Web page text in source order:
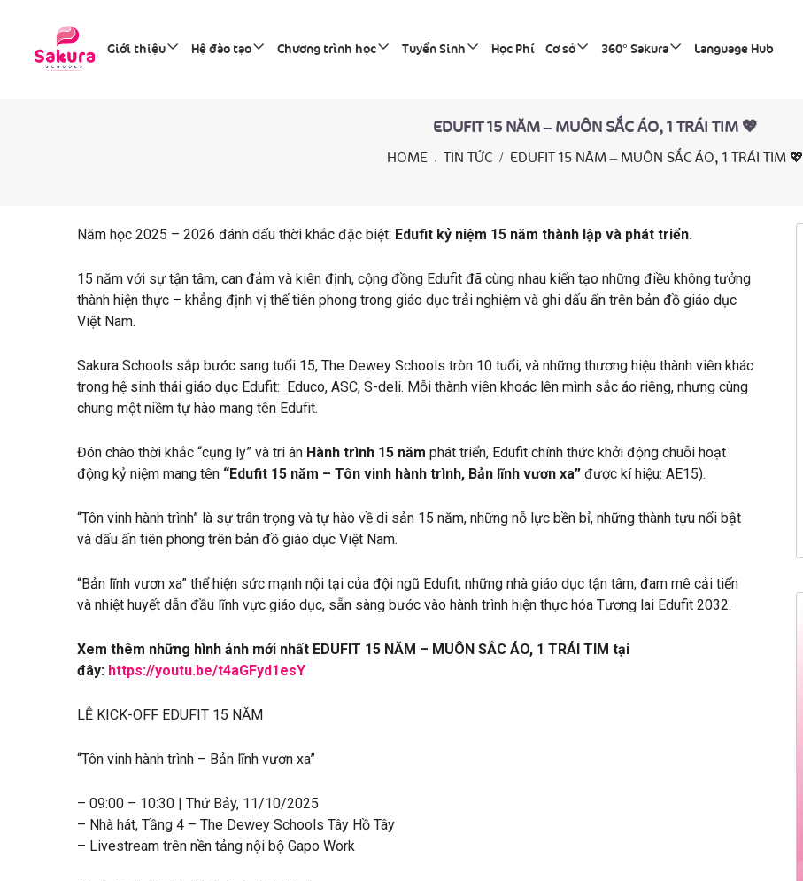
Giới thiệu Hệ đào tạo Chương trình học Tuyển Sinh Học Phí Cơ sở 360° Sakura Language Hub
EDUFIT 15 NĂM – MUÔN SẮC ÁO, 1 TRÁI TIM 💖
HOME TIN TỨC EDUFIT 15 NĂM – MUÔN SẮC ÁO, 1 TRÁI TIM 💖
Năm học 2025 – 2026 đánh dấu thời khắc đặc biệt: Edufit kỷ niệm 15 năm thành lập và phát triển.
15 năm với sự tận tâm, can đảm và kiên định, cộng đồng Edufit đã cùng nhau kiến tạo những điều không tưởng
thành hiện thực – khẳng định vị thế tiên phong trong giáo dục trải nghiệm và ghi dấu ấn trên bản đồ giáo dục
Việt Nam.
Sakura Schools sắp bước sang tuổi 15, The Dewey Schools tròn 10 tuổi, và những thương hiệu thành viên khác
trong hệ sinh thái giáo dục Edufit: Educo, ASC, S-deli. Mỗi thành viên khoác lên mình sắc áo riêng, nhưng cùng
chung một niềm tự hào mang tên Edufit.
Đón chào thời khắc “cụng ly” và tri ân Hành trình 15 năm phát triển, Edufit chính thức khởi động chuỗi hoạt
động kỷ niệm mang tên “Edufit 15 năm – Tôn vinh hành trình, Bản lĩnh vươn xa” được kí hiệu: AE15).
“Tôn vinh hành trình” là sự trân trọng và tự hào về di sản 15 năm, những nỗ lực bền bỉ, những thành tựu nổi bật
và dấu ấn tiên phong trên bản đồ giáo dục Việt Nam.
“Bản lĩnh vươn xa” thể hiện sức mạnh nội tại của đội ngũ Edufit, những nhà giáo dục tận tâm, đam mê cải tiến
và nhiệt huyết dẫn đầu lĩnh vực giáo dục, sẵn sàng bước vào hành trình hiện thực hóa Tương lai Edufit 2032.
Xem thêm những hình ảnh mới nhất EDUFIT 15 NĂM – MUÔN SẮC ÁO, 1 TRÁI TIM tại
đây: https://youtu.be/t4aGFyd1esY
LỄ KICK-OFF EDUFIT 15 NĂM
“Tôn vinh hành trình – Bản lĩnh vươn xa”
– 09:00 – 10:30 | Thứ Bảy, 11/10/2025
– Nhà hát, Tầng 4 – The Dewey Schools Tây Hồ Tây
– Livestream trên nền tảng nội bộ Gapo Work